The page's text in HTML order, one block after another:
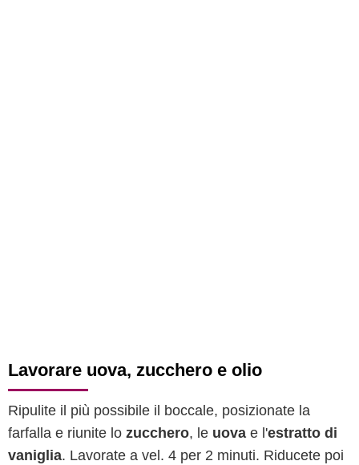
Lavorare uova, zucchero e olio
Ripulite il più possibile il boccale, posizionate la
farfalla e riunite lo zucchero, le uova e l'estratto di
vaniglia. Lavorate a vel. 4 per 2 minuti. Riducete poi